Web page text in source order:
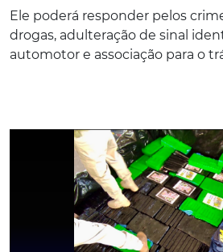
Ele poderá responder pelos
drogas, adulteração de sinal
automotor e associação para o